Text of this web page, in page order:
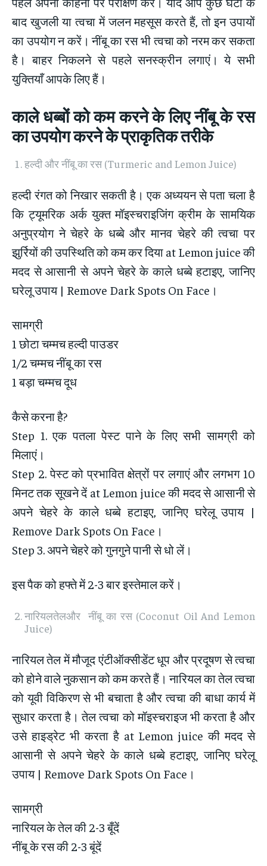
बाद खुजली या त्वचा में जलन महसूस करते हैं, तो इन उपायों
का उपयोग न करें। नींबू का रस भी त्वचा को नरम कर सकता
है। बाहर निकलने से पहले सनस्क्रीन लगाएं। ये सभी
युक्तियाँ आपके लिए हैं।
काले धब्बों को कम करने के लिए नींबू के रस
का उपयोग करने के प्राकृतिक तरीके
हल्दी और नींबू का रस (Turmeric and Lemon Juice)
हल्दी रंगत को निखार सकती है। एक अध्ययन से पता चला है
कि ट्यूमरिक अर्क युक्त मॉइस्चराइजिंग क्रीम के सामयिक
अनुप्रयोग ने चेहरे के धब्बे और मानव चेहरे की त्वचा पर
झुर्रियों की उपस्थिति को कम कर दिया at Lemon juice की
मदद से आसानी से अपने चेहरे के काले धब्बे हटाइए, जानिए
घरेलू उपाय | Remove Dark Spots On Face।
सामग्री
1 छोटा चम्मच हल्दी पाउडर
1/2 चम्मच नींबू का रस
1 बड़ा चम्मच दूध
कैसे करना है?
Step 1. एक पतला पेस्ट पाने के लिए सभी सामग्री को
मिलाएं।
Step 2. पेस्ट को प्रभावित क्षेत्रों पर लगाएं और लगभग 10
मिनट तक सूखने दें at Lemon juice की मदद से आसानी से
अपने चेहरे के काले धब्बे हटाइए, जानिए घरेलू उपाय |
Remove Dark Spots On Face।
Step 3. अपने चेहरे को गुनगुने पानी से धो लें।
इस पैक को हफ्ते में 2-3 बार इस्तेमाल करें।
नारियलतेलऔर नींबू का रस (Coconut Oil And Lemon
Juice)
नारियल तेल में मौजूद एंटीऑक्सीडेंट धूप और प्रदूषण से त्वचा
को होने वाले नुकसान को कम करते हैं। नारियल का तेल त्वचा
को यूवी विकिरण से भी बचाता है और त्वचा की बाधा कार्य में
सुधार करता है। तेल त्वचा को मॉइस्चराइज भी करता है और
उसे हाइड्रेट भी करता है at Lemon juice की मदद से
आसानी से अपने चेहरे के काले धब्बे हटाइए, जानिए घरेलू
उपाय | Remove Dark Spots On Face।
सामग्री
नारियल के तेल की 2-3 बूँदें
नींबू के रस की 2-3 बूंदें